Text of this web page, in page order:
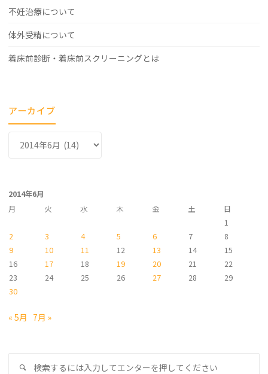
不妊治療について
体外受精について
着床前診断・着床前スクリーニングとは
アーカイブ
ブ
2014年6月
月
火 水 木 金 土
日
1
2
3 4 5 6 7
8
9
10 11 12 13 14
15
16
17 18 19 20 21
22
23
24 25 26 27 28
29
30
« 5月 7月 »
検